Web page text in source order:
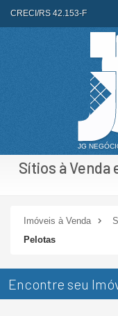
CRECI/RS 42.153-F
Sítios à Venda
Imóveis à Venda
Pelotas
Encontre seu